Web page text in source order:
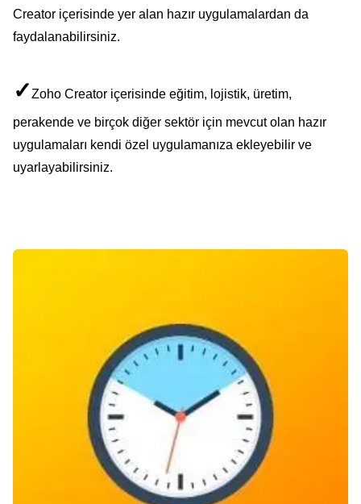
Creator içerisinde yer alan hazır uygulamalardan da
faydalanabilirsiniz.
✓Zoho Creator içerisinde eğitim, lojistik, üretim,
perakende ve birçok diğer sektör için mevcut olan hazır
uygulamaları kendi özel uygulamanıza ekleyebilir ve
uyarlayabilirsiniz.